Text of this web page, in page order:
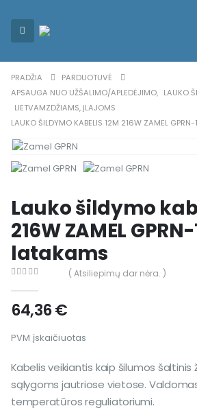
PRADŽIA
PARDUOTUVĖ
APSAUGA NUO UŽŠALIMO/APLEDĖJIMO, LAUKO
LIETVAMZDŽIAMS, ĮLAJOMS
LAUKO ŠILDYMO KABELIS 12M 216W ZAMEL
Lauko šildymo
216W ZAMEL
latakams
( Atsiliepimų dar nėra. )
64,36€
PVM įskaičiuotas
Kabelis veikiantis kaip šilumos šaltinis
sąlygoms jautriose vietose.
temperatūros reguliatoriumi.